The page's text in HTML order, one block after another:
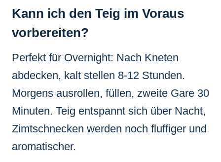
Kann ich den Teig im Voraus
vorbereiten?
Perfekt für Overnight: Nach Kneten
abdecken, kalt stellen 8-12 Stunden.
Morgens ausrollen, füllen, zweite Gare 30
Minuten. Teig entspannt sich über Nacht,
Zimtschnecken werden noch fluffiger und
aromatischer.